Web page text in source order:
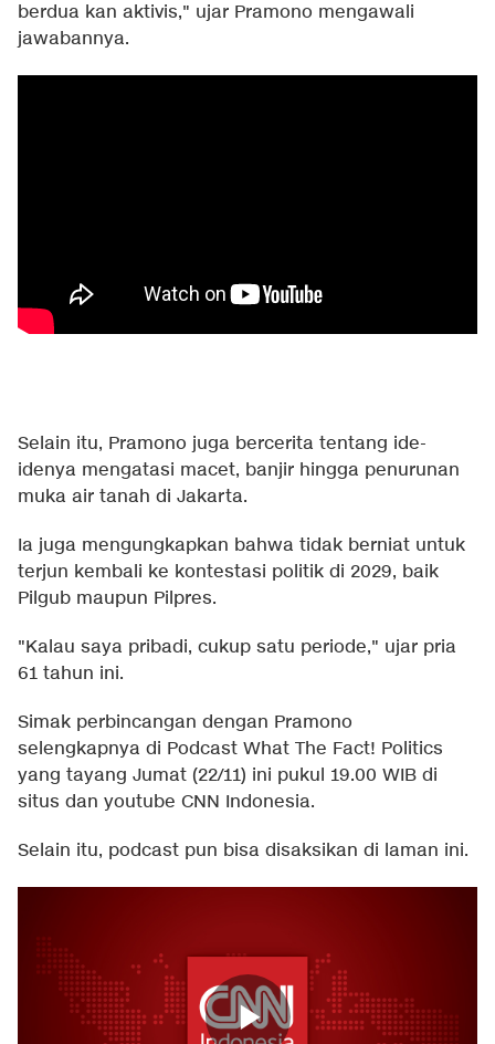
berdua kan aktivis," ujar Pramono mengawali
jawabannya.
Selain itu, Pramono juga bercerita tentang ide-
idenya mengatasi macet, banjir hingga penurunan
muka air tanah di Jakarta.
Ia juga mengungkapkan bahwa tidak berniat untuk
terjun kembali ke kontestasi politik di 2029, baik
Pilgub maupun Pilpres.
"Kalau saya pribadi, cukup satu periode," ujar pria
61 tahun ini.
Simak perbincangan dengan Pramono
selengkapnya di Podcast What The Fact! Politics
yang tayang Jumat (22/11) ini pukul 19.00 WIB di
situs dan youtube CNN Indonesia.
Selain itu, podcast pun bisa disaksikan di laman ini.